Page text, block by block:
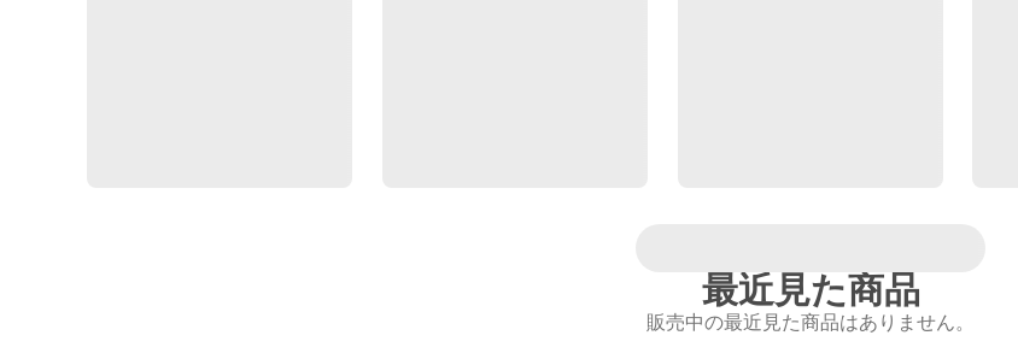
最近見た商品
販売中の最近見た商品はありません。